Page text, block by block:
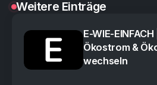
Weitere Einträge
E-WIE-
Ökostrom &
wechseln